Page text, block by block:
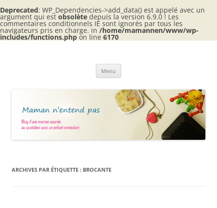
Deprecated: WP_Dependencies->add_data() est appelé avec un
argument qui est obsolète depuis la version 6.9.0 ! Les
commentaires conditionnels IE sont ignorés par tous les
navigateurs pris en charge. in /home/mamannen/www/wp-
includes/functions.php on line 6170
Aller
Menu
ARCHIVES PAR ÉTIQUETTE : BROCANTE